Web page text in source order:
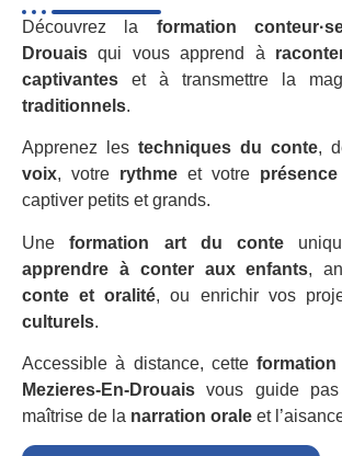
Découvrez la formation
Drouais qui vous apprend à
captivantes et à transmettre la
traditionnels.
Apprenez les techniques du conte,
voix, votre rythme et votre
captiver petits et grands.
Uneformation art du conte
apprendre à conter aux enfants,
conte et oralité, ou enrichir vos
culturels.
Accessible à distance, cette
Mezieres-En-Drouais vous guide
maîtrise de la narration orale et